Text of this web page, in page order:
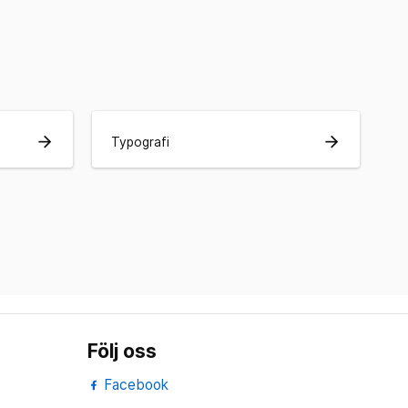
arrow_forward Typografi arrow_forward
Följ oss
Facebook